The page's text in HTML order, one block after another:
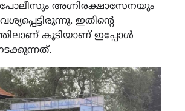
പോലീസും അഗ്നിരക്ഷാസേനയും
ഇതിന്റെ
കൂടിയാണ് ഇപ്പോൾ